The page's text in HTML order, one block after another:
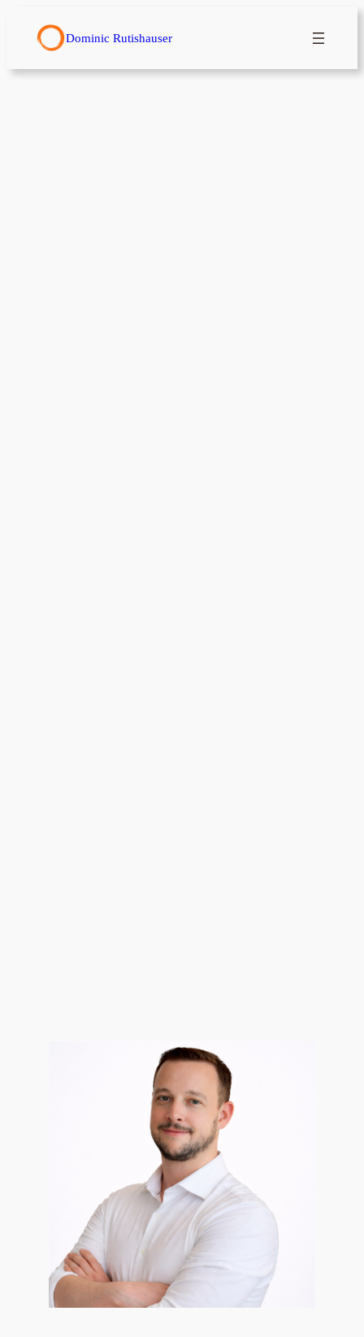
Inhalt
Dominic Rutishauser